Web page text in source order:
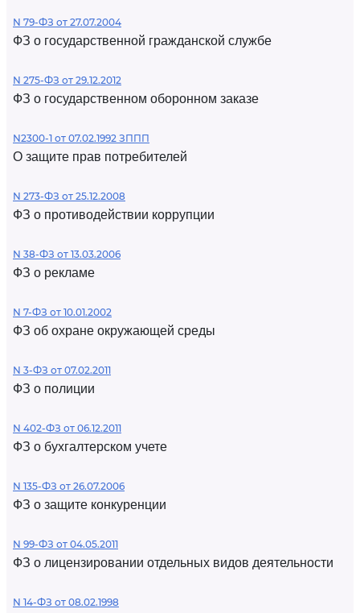
N 79-ФЗ от 27.07.2004
ФЗ о государственной гражданской службе
N 275-ФЗ от 29.12.2012
ФЗ о государственном оборонном заказе
N2300-1 от 07.02.1992 ЗППП
О защите прав потребителей
N 273-ФЗ от 25.12.2008
ФЗ о противодействии коррупции
N 38-ФЗ от 13.03.2006
ФЗ о рекламе
N 7-ФЗ от 10.01.2002
ФЗ об охране окружающей среды
N 3-ФЗ от 07.02.2011
ФЗ о полиции
N 402-ФЗ от 06.12.2011
ФЗ о бухгалтерском учете
N 135-ФЗ от 26.07.2006
ФЗ о защите конкуренции
N 99-ФЗ от 04.05.2011
ФЗ о лицензировании отдельных видов деятельности
N 14-ФЗ от 08.02.1998